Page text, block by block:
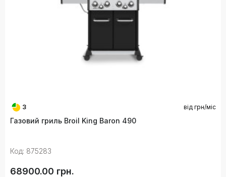
3 від грн/міс
Газовий гриль Broil King Baron 490
Код: 875283
68900.00 грн.